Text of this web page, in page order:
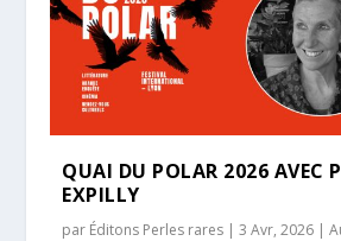
QUAI DU POLAR 2026 AVEC
EXPILLY
par Éditons Perles rares |3 Avr, 2026 |